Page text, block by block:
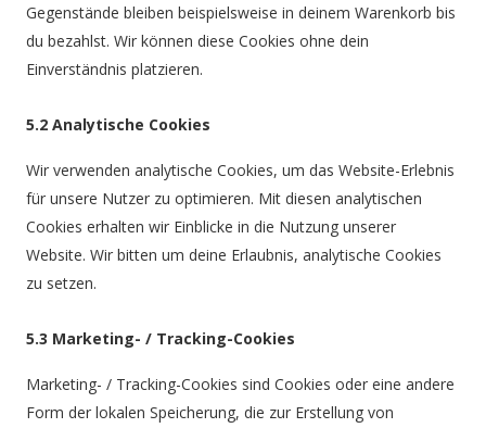
Gegenstände bleiben beispielsweise in deinem Warenkorb bis
du bezahlst. Wir können diese Cookies ohne dein
Einverständnis platzieren.
5.2 Analytische Cookies
Wir verwenden analytische Cookies, um das Website-Erlebnis
für unsere Nutzer zu optimieren. Mit diesen analytischen
Cookies erhalten wir Einblicke in die Nutzung unserer
Website. Wir bitten um deine Erlaubnis, analytische Cookies
zu setzen.
5.3 Marketing- / Tracking-Cookies
Marketing- / Tracking-Cookies sind Cookies oder eine andere
Form der lokalen Speicherung, die zur Erstellung von